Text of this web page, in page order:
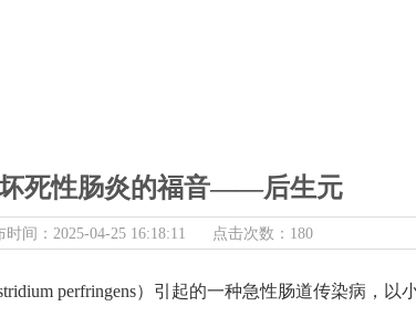
死性肠炎的福音——后生元
时间：2025-04-25 16:18:11 点击次数：180
perfringens）引起的一种急性肠道传染病，